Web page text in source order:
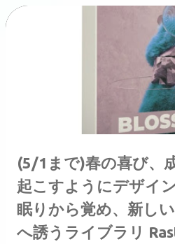
(5/1まで)春の喜び、
起こすようにデザイ
眠りから覚め、新し
へ誘うライブラリ